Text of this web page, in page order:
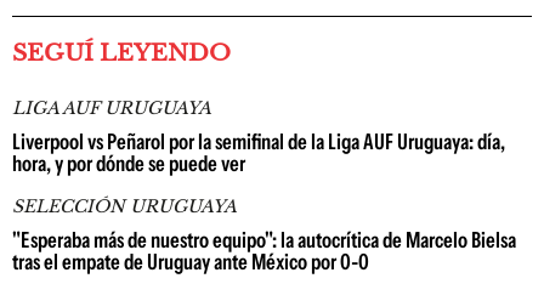
SEGUÍ LEYENDO
LIGA AUF URUGUAYA
Liverpool vs Peñarol por la semifinal de la Liga AUF Uruguaya: día,
hora, y por dónde se puede ver
SELECCIÓN URUGUAYA
"Esperaba más de nuestro equipo": la autocrítica de Marcelo Bielsa
tras el empate de Uruguay ante México por 0-0